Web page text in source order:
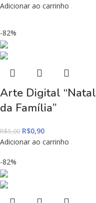
Adicionar ao carrinho
-82%
Arte Digital “Natal
da Família”
R$5,00 R$0,90
Adicionar ao carrinho
-82%